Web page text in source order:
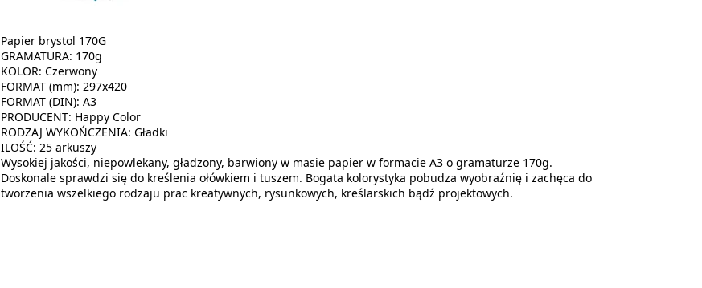
Papier brystol 170G
GRAMATURA: 170g
KOLOR: Czerwony
FORMAT (mm): 297x420
FORMAT (DIN): A3
PRODUCENT: Happy Color
RODZAJ WYKOŃCZENIA: Gładki
ILOŚĆ: 25 arkuszy
Wysokiej jakości, niepowlekany, gładzony, barwiony w masie papier w formacie A3 o gramaturze 170g.
Doskonale sprawdzi się do kreślenia ołówkiem i tuszem. Bogata kolorystyka pobudza wyobraźnię i zachęca do
tworzenia wszelkiego rodzaju prac kreatywnych, rysunkowych, kreślarskich bądź projektowych.